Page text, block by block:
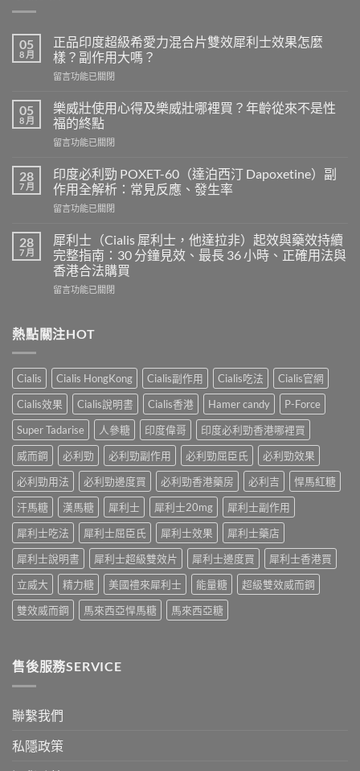
05
8 月
正品印度超級希愛力混合片雙效犀利士效果怎麼
樣？副作用大嗎？
在
品
印
度
超
希
愛
力
混
片
雙
效
犀
利
果
樣？
副
作
用
大
嗎？〉
留言功能已關閉
05
8 月
樂威壯使用心得及樂威壯哪裡買？年齡從來不是性
福的終點
在
威
壯
使
用
得
及
樂
威
壯
買？
從
來
不
是
性
福
終
點〉
中
留言功能已關閉
28
7 月
印度必利勁 POXET-60（達泊西汀 Dapoxetine）副
作用全解析：常見反應、發生率
在
度
必
利
勁
POXET-
西
汀
副
作
用
全
解
析：
見
反
應、
生
率〉
中
留言功能已關閉
28
7 月
犀利士（Cialis 犀利士，他達拉非）起效與藥效持續
完整指南：30 分鐘見效、最長 36 小時、正確用法與
香港合法購買
在
士
（Cialis
利
士，
他
達
拉
非）
效
與
藥
持
續
完
整
指
南：
30
分
效、
最
小
正
確
留言功能已關閉
熱點關注HOT
Cialis Cialis HongKong Cialis副作用 Cialis吃法
Cialis官網
Cialis效果
Cialis說明書 Cialis香港 Hamer candy
P-Force
Super Tadarise
人參糖 印度偉哥
印度必利勁香港哪裡買
威而鋼
必利勁 必利勁副作用 必利勁屈臣氏
必利勁效果
必利勁用法
必利勁邊度買 必利勁香港藥房 必利吉
悍馬紅糖
汗馬糖
漢馬糖 犀利士 犀利士20mg
犀利士副作用
犀利士吃法
犀利士屈臣氏 犀利士效果
犀利士藥店
犀利士說明書
犀利士超級雙效片 犀利士邊度買
犀利士香港買
立威大
精力糖 美國禮來犀利士 能量糖
超級雙效威而鋼
雙效威而鋼
馬來西亞悍馬糖 馬來西亞糖
售後服務SERVICE
聯繫我們
私隱政策